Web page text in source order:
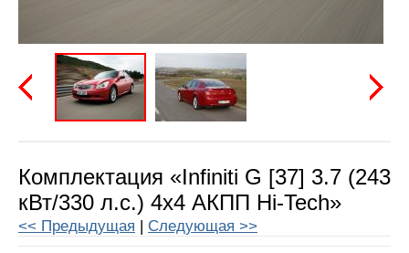
Комплектация «Infiniti G [37] 3.7 (243
кВт/330 л.с.) 4x4 АКПП Hi-Tech»
<< Предыдущая Следующая >>